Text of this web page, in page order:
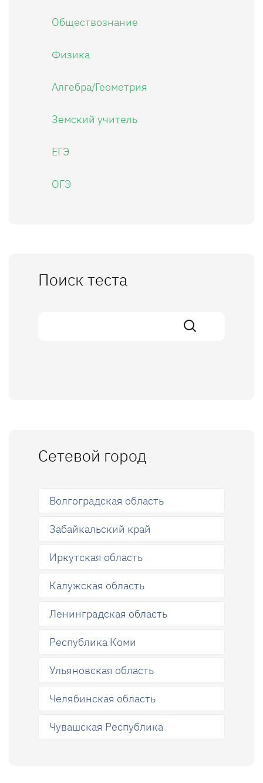
Обществознание
Физика
Алгебра/Геометрия
Земский учитель
ЕГЭ
ОГЭ
Поиск теста
Сетевой город
Волгоградская область
Забайкальский край
Иркутская область
Калужская область
Ленинградская область
Республика Коми
Ульяновская область
Челябинская область
Чувашская Республика